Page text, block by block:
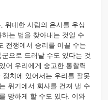
위대한 사람의 은사를 우상
는 법을 찾아내는 것일 수
전쟁에서 승리를 이끌 수는
으로 드러날 수도 있다는 것
어 우리에게 숭고한 통찰력
치에 있어서는 우리를 잘못
위기에서 회사를 건져 낼 수
망하게 할 수도 있다. 이와